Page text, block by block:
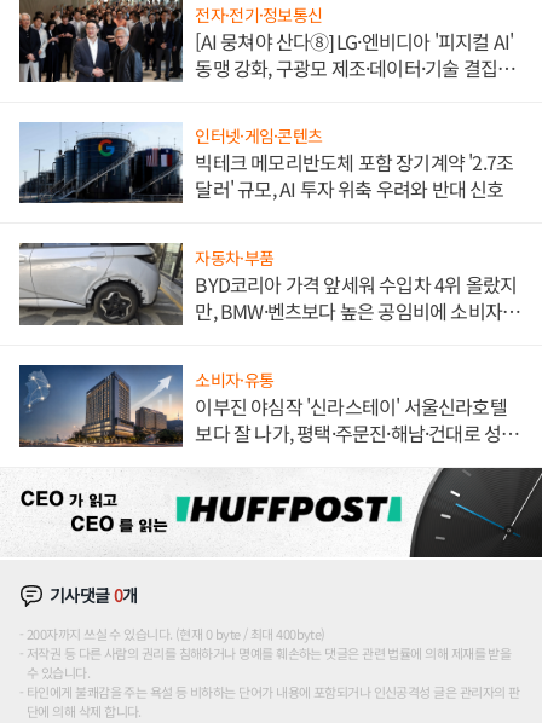
전자·전기·정보통신
[AI 뭉쳐야 산다⑧] LG·엔비디아 '피지컬 AI'
동맹 강화, 구광모 제조·데이터·기술 결집
인터넷·게임·콘텐츠
빅테크 메모리반도체 포함 장기계약 '2.7조
달러' 규모, AI 투자 위축 우려와 반대 신호
자동차·부품
BYD코리아 가격 앞세워 수입차 4위 올랐지
만, BMW·벤츠보다 높은 공임비에 소비자
소비자·유통
이부진 야심작 '신라스테이' 서울신라호텔
보다 잘 나가, 평택·주문진·해남·건대로 성
기사댓글0개
200자까지 쓰실 수 있습니다. (현재 0 byte / 최대 400byte)
저작권 등 다른 사람의 권리를 침해하거나 명예를 훼손하는 댓글은 관련 법률에 의해 제재를 받을
수 있습니다.
타인에게 불쾌감을 주는 욕설 등 비하하는 단어가 내용에 포함되거나 인신공격성 글은 관리자의 판
단에 의해 삭제 합니다.